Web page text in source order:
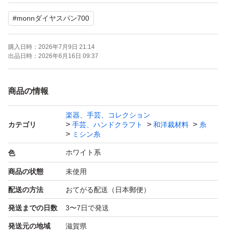
3個990円
4個1240円
5個1450円
6個1560円
7個1750円
8個1920円
10個～1個220円×個数で計算いたします。
在庫は沢山ございます。色の組み合わせ変更はご購入後メ
ッセージにてお伝えください！
monnダイヤスパン700
#monnダイヤスパン700
購入日時： 2026年7月9日 21:14
出品日時： 2026年6月16日 09:37
商品の情報
カテゴリ
楽器、手芸、コレクション
手芸、ハンドクラフト
和洋裁材料
糸
ミシン糸
色 ホワイト系
商品の状態 未使用
配送の方法 おてがる配送（日本郵便）
発送までの日数 3〜7日で発送
発送元の地域 滋賀県